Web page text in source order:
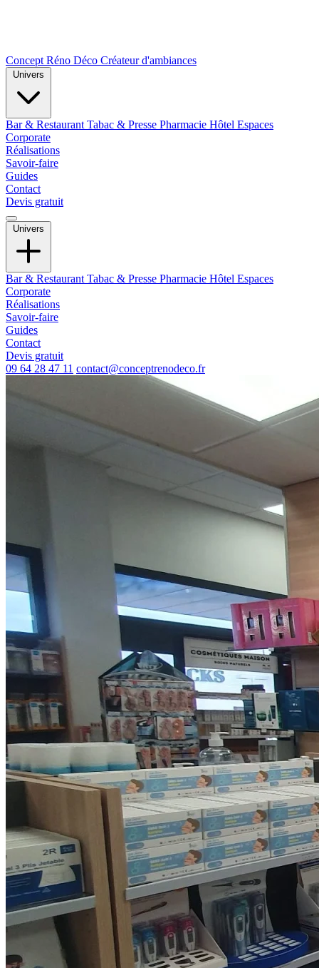
Concept Réno Déco Créateur d'ambiances
Bar & Restaurant Tabac & Presse Pharmacie Hôtel Espaces
Corporate
Réalisations
Savoir-faire
Guides
Contact
Devis gratuit
Univers
Bar & Restaurant Tabac & Presse Pharmacie Hôtel Espaces
Corporate
Réalisations
Savoir-faire
Guides
Contact
Devis gratuit
09 64 28 47 11 contact@conceptrenodeco.fr